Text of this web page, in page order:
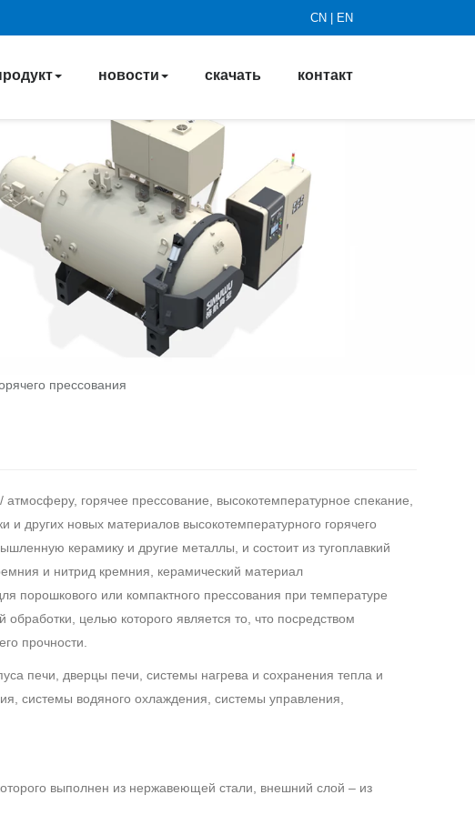
CN EN
новости скачать контакт
прессования
атмосферу, горячее прессование, высокотемпературное спекание,
других новых материалов высокотемпературного горячего
керамику и другие металлы, и состоит из тугоплавкий
и нитрид кремния, керамический материал
порошкового или компактного прессования при температуре
целью которого является то, что посредством
прочности.
печи, дверцы печи, системы нагрева и сохранения тепла и
системы водяного охлаждения, системы управления,
выполнен из нержавеющей стали, внешний слой – из